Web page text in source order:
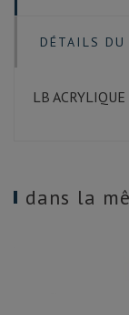
DÉTAILS DU
LB
dans la